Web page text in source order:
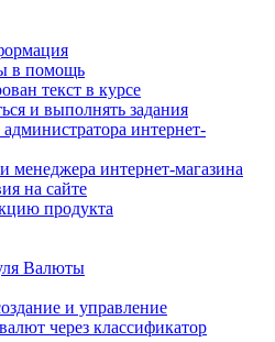
в помощь
текст в курсе
и выполнять задания
интернет-
менеджера интернет-магазина
на сайте
продукта
Валюты
и управление
через классификатор